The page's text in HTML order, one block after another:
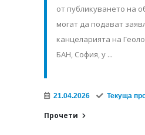
от публикуването на
могат да подават
канцеларията на
БАН, София, у ...
21.04.2026 Текуща
Прочети